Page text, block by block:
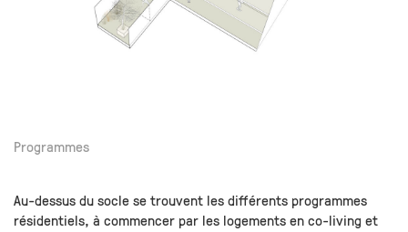
Programmes
Au-dessus du socle se trouvent les différents programmes
résidentiels, à commencer par les logements en co-living et